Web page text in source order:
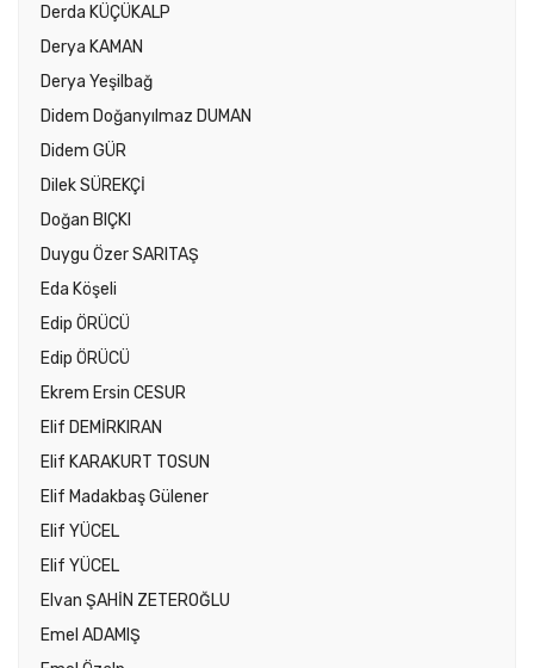
Derda KÜÇÜKALP
Derya KAMAN
Derya Yeşilbağ
Didem Doğanyılmaz DUMAN
Didem GÜR
Dilek SÜREKÇİ
Doğan BIÇKI
Duygu Özer SARITAŞ
Eda Köşeli
Edip ÖRÜCÜ
Edip ÖRÜCÜ
Ekrem Ersin CESUR
Elif DEMİRKIRAN
Elif KARAKURT TOSUN
Elif Madakbaş Gülener
Elif YÜCEL
Elif YÜCEL
Elvan ŞAHİN ZETEROĞLU
Emel ADAMIŞ